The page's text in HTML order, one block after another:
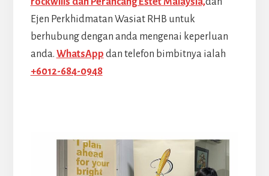
Ejen Perkhidmatan Wasiat RHB untuk
berhubung dengan anda mengenai keperluan
anda. WhatsApp dan telefon bimbitnya ialah
+6012-684-0948